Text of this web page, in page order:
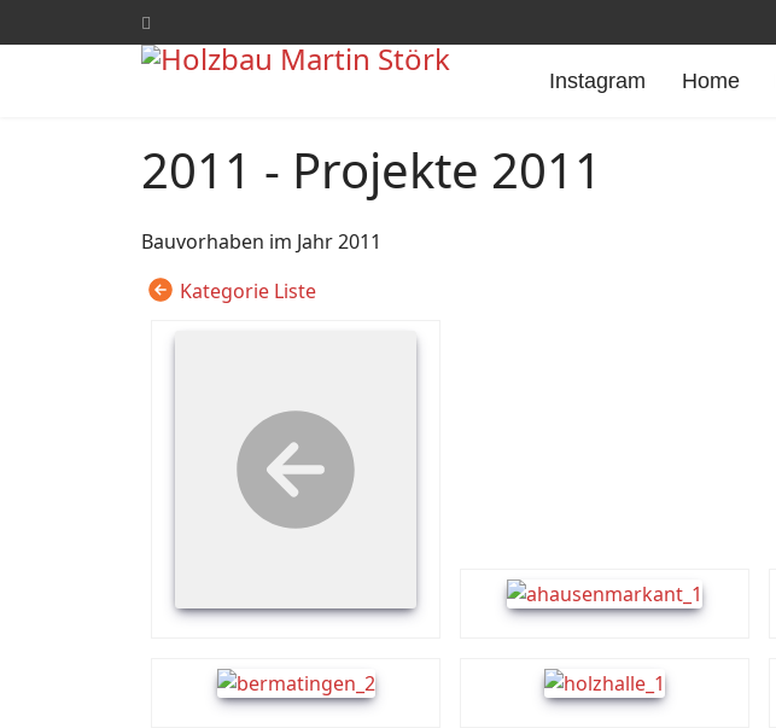
Instagram Home
2011 - Projekte 2011
Bauvorhaben im Jahr 2011
Kategorie Liste